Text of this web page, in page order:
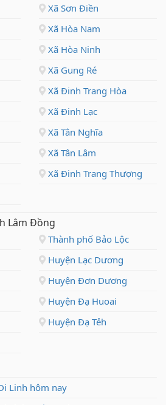
Xã Sơn Điền
Xã Hòa Nam
Xã Hòa Ninh
Xã Gung Ré
Xã Đinh Trang Hòa
Xã Đinh Lạc
Xã Tân Nghĩa
Xã Tân Lâm
Xã Đinh Trang Thượng
Lâm Đồng
Thành phố Bảo Lộc
Huyện Lạc Dương
Huyện Đơn Dương
Huyện Đạ Huoai
Huyện Đạ Tẻh
Linh hôm nay